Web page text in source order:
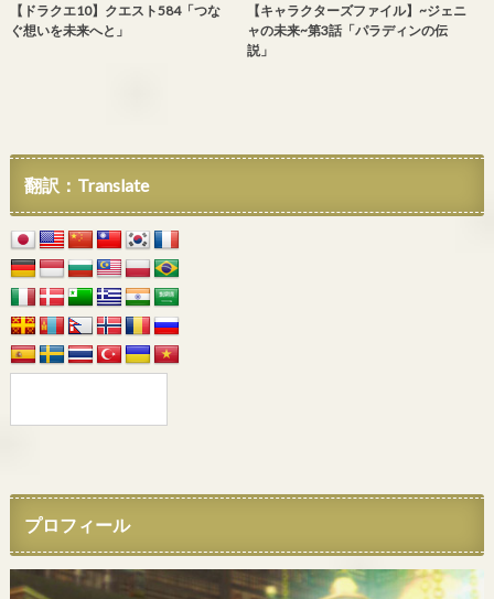
【ドラクエ10】クエスト584「つな
ぐ想いを未来へと」
【キャラクターズファイル】~ジェニ
ャの未来~第3話「パラディンの伝
説」
翻訳：Translate
プロフィール